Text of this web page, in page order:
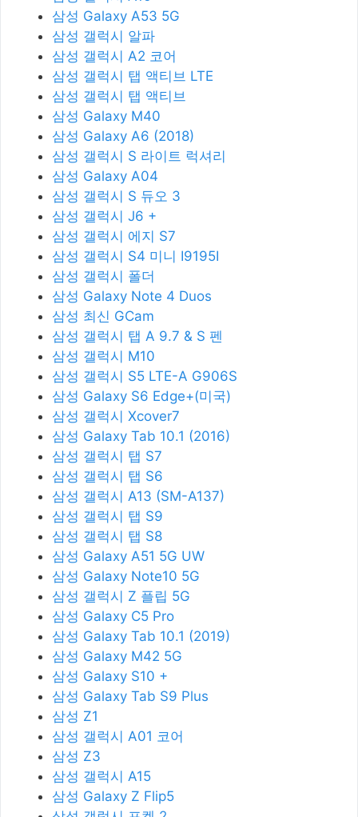
삼성 Galaxy A53 5G
삼성 갤럭시 알파
삼성 갤럭시 A2 코어
삼성 갤럭시 탭 액티브 LTE
삼성 갤럭시 탭 액티브
삼성 Galaxy M40
삼성 Galaxy A6 (2018)
삼성 갤럭시 S 라이트 럭셔리
삼성 Galaxy A04
삼성 갤럭시 S 듀오 3
삼성 갤럭시 J6 +
삼성 갤럭시 에지 S7
삼성 갤럭시 S4 미니 I9195I
삼성 갤럭시 폴더
삼성 Galaxy Note 4 Duos
삼성 최신 GCam
삼성 갤럭시 탭 A 9.7 & S 펜
삼성 갤럭시 M10
삼성 갤럭시 S5 LTE-A G906S
삼성 Galaxy S6 Edge+(미국)
삼성 갤럭시 Xcover7
삼성 Galaxy Tab 10.1 (2016)
삼성 갤럭시 탭 S7
삼성 갤럭시 탭 S6
삼성 갤럭시 A13 (SM-A137)
삼성 갤럭시 탭 S9
삼성 갤럭시 탭 S8
삼성 Galaxy A51 5G UW
삼성 Galaxy Note10 5G
삼성 갤럭시 Z 플립 5G
삼성 Galaxy C5 Pro
삼성 Galaxy Tab 10.1 (2019)
삼성 Galaxy M42 5G
삼성 Galaxy S10 +
삼성 Galaxy Tab S9 Plus
삼성 Z1
삼성 갤럭시 A01 코어
삼성 Z3
삼성 갤럭시 A15
삼성 Galaxy Z Flip5